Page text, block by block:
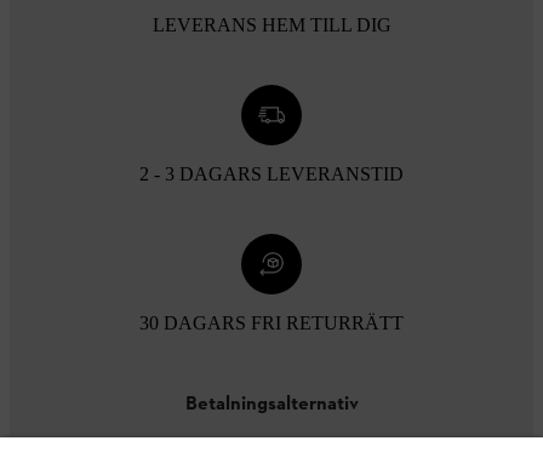
LEVERANS HEM TILL DIG
2 - 3 DAGARS LEVERANSTID
30 DAGARS FRI RETURRÄTT
Betalningsalternativ